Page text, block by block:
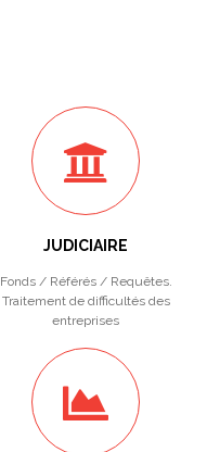
JUDICIAIRE
Fonds / Référés / Requêtes.
Traitement de difficultés des
entreprises